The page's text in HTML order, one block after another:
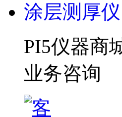
涂层测厚仪
PI5仪器商
业务咨询